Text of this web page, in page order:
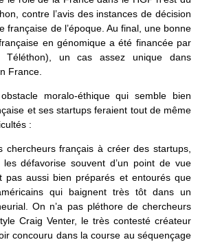
contre l’avis des instances de décision
française de l’époque. Au final, une bonne
en génomique a été financée par
Téléthon), un cas assez unique dans
France.
moralo-éthique qui semble bien
et ses startups feraient tout de même
:
chercheurs français à créer des startups,
défavorise souvent d’un point de vue
pas aussi bien préparés et entourés que
qui baignent très tôt dans un
On n’a pas pléthore de chercheurs
Craig Venter, le très contesté créateur
concouru dans la course au séquençage